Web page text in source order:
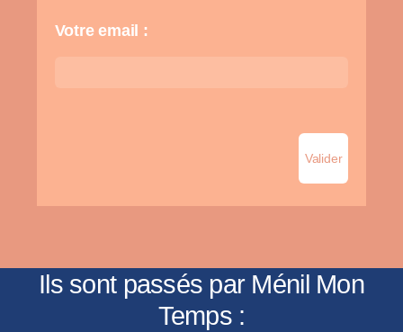
Votre email :
Ils sont passés par Ménil Mon
Temps :